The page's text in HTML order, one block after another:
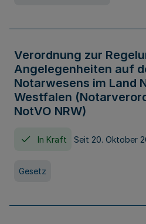
Verordnung zur
Angelegenheiten auf
Notarwesens im Land
Westfalen
NotVO NRW)
In Kraft Seit 20. Oktober
Gesetz